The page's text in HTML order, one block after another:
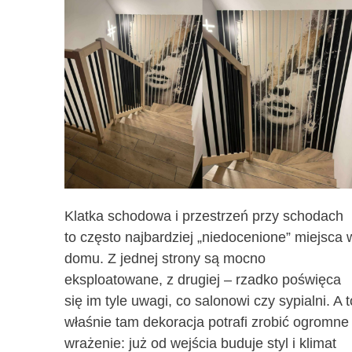
Klatka schodowa i przestrzeń przy schodach
to często najbardziej „niedocenione” miejsca
domu. Z jednej strony są mocno
eksploatowane, z drugiej – rzadko poświęca
się im tyle uwagi, co salonowi czy sypialni. A
właśnie tam dekoracja potrafi zrobić ogromne
wrażenie: już od wejścia buduje styl i klimat